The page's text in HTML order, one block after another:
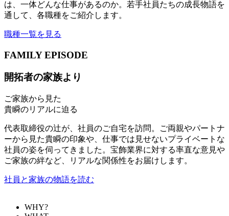
は、一体どんな仕事があるのか。若手社員たちの成長物語を
通して、各職種をご紹介します。
職種一覧を見る
FAMILY EPISODE
開拓者の家族より
ご家族から見た
貴瞬のリアルに迫る
代表取締役の辻が、社員のご自宅を訪問。ご両親やパートナ
ーから見た貴瞬の印象や、仕事では見せないプライベートな
社員の姿を伺ってきました。宝飾業界に対する率直な意見や
ご家族の絆など、リアルな関係性をお届けします。
社員と家族の物語を読む
WHY?